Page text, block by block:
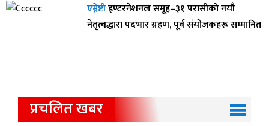
एम्नेष्टीइण्टरनेशनल समूह–३१ परासीको नयाँ
नेतृत्वद्धारा पदभार ग्रहण, पूर्व संयोजकहरू सम्मानित
प्रचलित खबर